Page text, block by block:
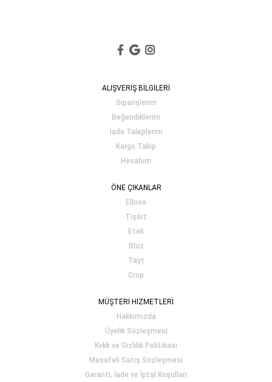
ALIŞVERİŞ BİLGİLERİ
Siparişlerim
Beğendiklerim
İade Taleplerim
Kargo Takip
Hesabım
ÖNE ÇIKANLAR
Elbise
Tişört
Etek
Bluz
Tayt
Crop
MÜŞTERİ HİZMETLERİ
Hakkımızda
Üyelik Sözleşmesi
Kvkk ve Gizlilik Politikası
Mesafeli Satış Sözleşmesi
Garanti, İade ve İptal Koşulları